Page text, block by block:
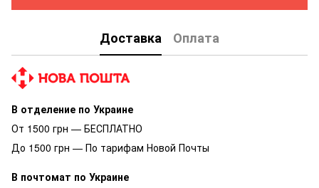
Доставка Оплата
В отделение по Украине
От 1500 грн — БЕСПЛАТНО
До 1500 грн — По тарифам Новой Почты
В почтомат по Украине